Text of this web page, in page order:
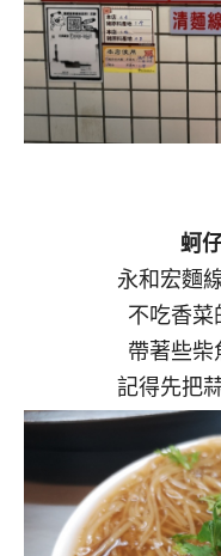
蚵
永和宏麵
不吃香
帶著些柴
記得先把